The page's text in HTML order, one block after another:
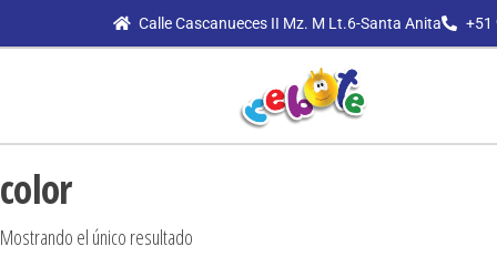
Calle Cascanueces II Mz. M Lt.6-Santa Anita +51
color
Mostrando el único resultado